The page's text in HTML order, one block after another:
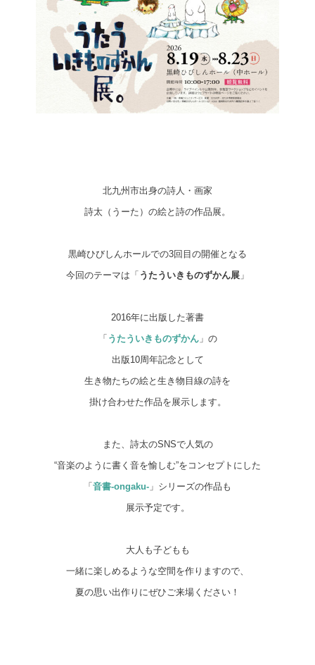
北九州市出身の詩人・画家
詩太（うーた）の絵と詩の作品展。
黒崎ひびしんホールでの3回目の開催となる
今回のテーマは「 うたういきものずかん展 」
2016年に出版した著書
「 うたういきものずかん」の
出版10周年記念として
生き物たちの絵と生き物目線の詩を
掛け合わせた作品を展示します。
また、詩太のSNSで人気の
“音楽のように書く音を愉しむ”をコンセプトにした
「 音書-ongaku- 」シリーズの作品も
展示予定です。
大人も子どもも
一緒に楽しめるような空間を作りますので、
夏の思い出作りにぜひご来場ください！